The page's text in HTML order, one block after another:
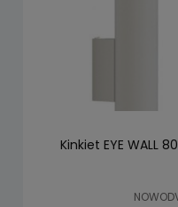
Kinkiet EYE WALL